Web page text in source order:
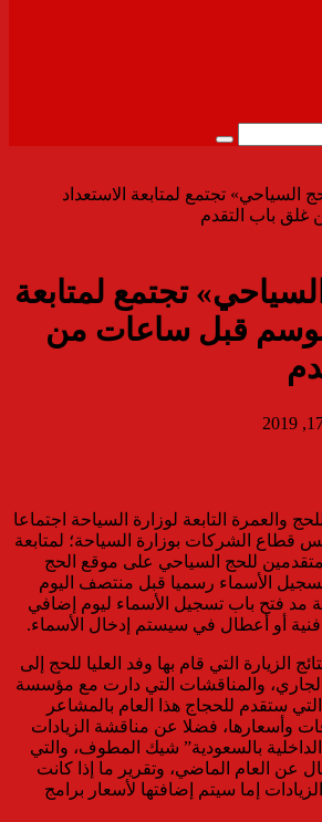
بحث
السياحي» تجتمع لمتابعة الاستعداد
باب التقدم
تجتمع لمتابعة
قبل ساعات من
والعمرة التابعة لوزارة السياحة اجتماعا
قطاع الشركات بوزارة السياحة؛ لمتابعة
للحج السياحي على موقع الحج
الأسماء رسميا قبل منتصف اليوم
مد فتح باب تسجيل الأسماء ليوم إضافي
أو أعطال في سيستم إدخال الأسماء.
الزيارة التي قام بها وفد العليا للحج إلى
والمناقشات التي دارت مع مؤسسة
ستقدم للحجاج هذا العام بالمشاعر
وأسعارها، فضلا عن مناقشة الزيادات
الداخلية بالسعودية” شيك المطوف، والتي
زيادة نحو 500 ريال عن العام الماضي، وتقرير ما إذا كانت
إما سيتم إضافتها لأسعار برامج